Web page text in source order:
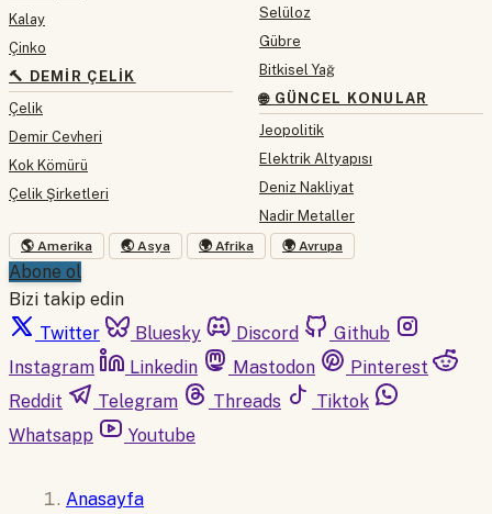
Kalay
Çinko
🔨 DEMIR ÇELIK
Çelik
Demir Cevheri
Kok Kömürü
Çelik Şirketleri
Selüloz
Gübre
Bitkisel Yağ
🌐 GÜNCEL KONULAR
Jeopolitik
Elektrik Altyapısı
Deniz Nakliyat
Nadir Metaller
🌎 Amerika 🌏 Asya 🌍 Afrika 🌍 Avrupa
Abone ol
Bizi takip edin
Twitter
Bluesky Discord
Github
Instagram
Linkedin Mastodon
Pinterest
Reddit
Telegram Threads
Tiktok
Whatsapp
Youtube
Anasayfa